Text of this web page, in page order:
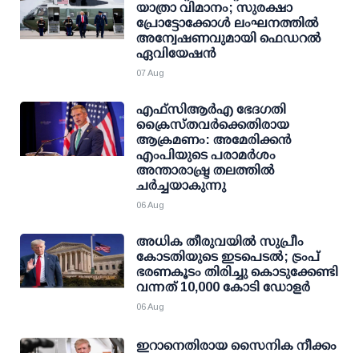
യാത്രാ വിമാനം; സുരക്ഷാ
പ്രോട്ടോക്കോള്‍ ലംഘനത്തില്‍
അന്വേഷണവുമായി ഫെഡറല്‍
ഏവിയേഷന്‍
07 Aug
എഫ്‌സി‌ആര്‍‌എ ഭേദഗതി
ക്രൈസ്തവർക്കെതിരായ
ആക്രമണം: അമേരിക്കൻ
എംപിയുടെ പരാമർശം
അന്താരാഷ്ട്ര തലത്തിൽ
ചർച്ചയാകുന്നു
06 Aug
അധിക തീരുവയില്‍ സുപ്രീം
കോടതിയുടെ ഇടപെടല്‍; ട്രംപ്
ഭരണകൂടം തിരിച്ചു കൊടുക്കേണ്ടി
വന്നത് 10,000 കോടി ഡോളര്‍
06 Aug
ഇറാനെതിരായ സൈനിക നീക്കം